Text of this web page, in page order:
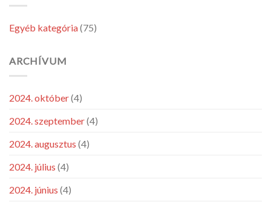
Egyéb kategória(75)
ARCHÍVUM
2024. október(4)
2024. szeptember(4)
2024. augusztus (4)
2024. július (4)
2024. június (4)